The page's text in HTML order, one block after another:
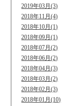
2019年03月(3)
2018年11月(4)
2018年10月(1)
2018年09月(1)
2018年07月(2)
2018年06月(2)
2018年04月(3)
2018年03月(2)
2018年02月(3)
2018年01月(10)